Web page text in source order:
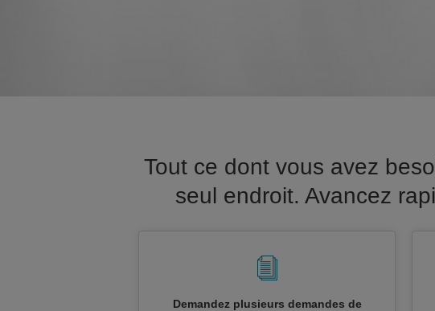
Tout ce dont vous avez
seul endroit. Avancez
Demandez plusieurs demandes de